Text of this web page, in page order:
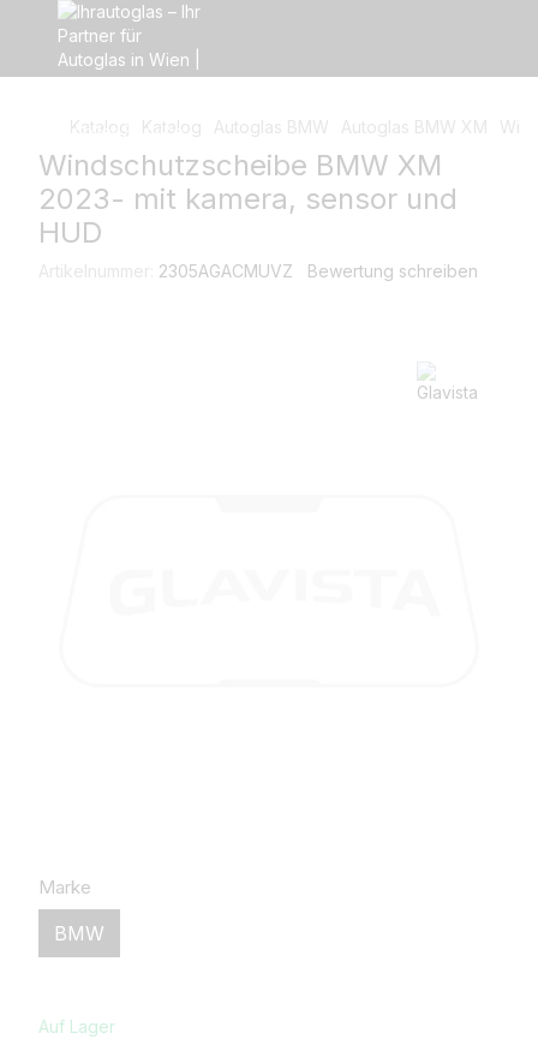
Katalog Katalog Autoglas BMW Autoglas BMW XM
Windschutzscheibe BMW XM
2023- mit kamera, sensor und
HUD
Artikelnummer: 2305AGACMUVZ Bewertung schreiben
Marke
BMW
Auf Lager